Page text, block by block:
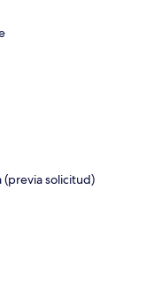
(previa solicitud)